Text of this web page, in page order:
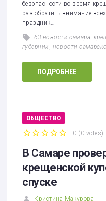
безопасности во время
раз обратить внимание
праздник…
63 новости самара,
губернии , новости
ПОДРОБНЕЕ
ОБЩЕСТВО
0 ( 0 votes)
В Самаре
крещенской
спуске
Кристина Макурова